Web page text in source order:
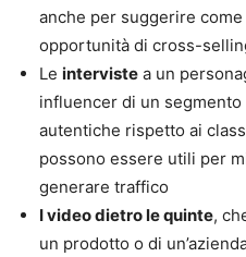
anche per suggerire
opportunità di cross-
Le interviste a un
influencer di un
autentiche rispetto ai
possono essere utili per
generare traffico
I video dietro le quinte,
un prodotto o di